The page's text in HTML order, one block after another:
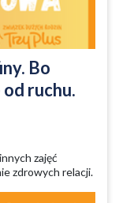
Bo
ruchu.
zajęć
zdrowych relacji.